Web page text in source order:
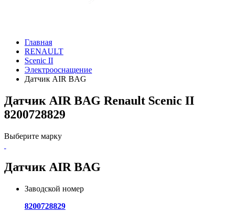
Главная
RENAULT
Scenic II
Электрооснащение
Датчик AIR BAG
Датчик AIR BAG Renault Scenic II
8200728829
Выберите марку
Датчик AIR BAG
Заводской номер
8200728829